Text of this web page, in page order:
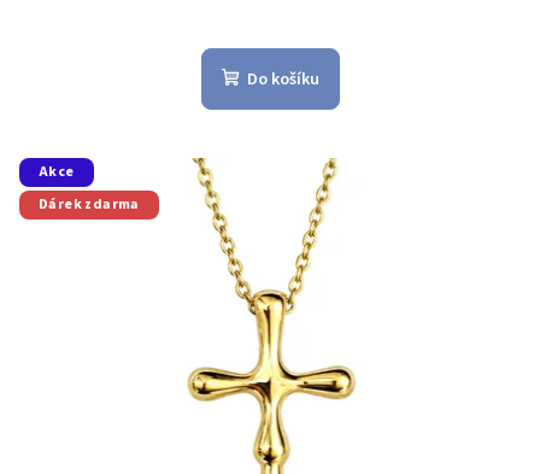
Do košíku
Akce
Dárek zdarma